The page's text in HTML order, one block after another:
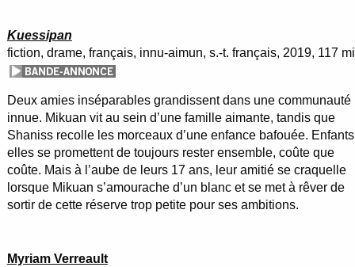
Kuessipan
fiction, drame, français, innu-aimun, s.-t. français, 2019, 117
Deux amies inséparables grandissent dans une communauté
innue. Mikuan vit au sein d’une famille aimante, tandis que
Shaniss recolle les morceaux d’une enfance bafouée.
elles se promettent de toujours rester ensemble, coûte que
coûte. Mais à l’aube de leurs 17 ans, leur amitié se craquelle
lorsque Mikuan s’amourache d’un blanc et se met à rêver de
sortir de cette réserve trop petite pour ses ambitions.
Myriam Verreault